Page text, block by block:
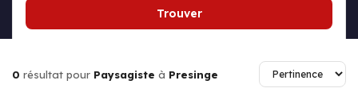
Trouver
0 résultat pour Paysagiste à Presinge